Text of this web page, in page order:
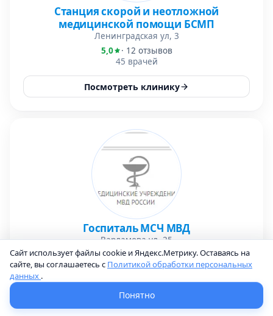
Станция скорой и неотложной
медицинской помощи БСМП
Ленинградская ул, 3
5,0
· 12 отзывов
45 врачей
Посмотреть клинику
Госпиталь МСЧ МВД
Варламова ул, 25
5,0
· 10 отзывов
32 врача
Посмотреть клинику
Сайт использует файлы cookie и Яндекс.Метрику. Оставаясь на
сайте, вы соглашаетесь с Политикой обработки персональных
данных .
Понятно